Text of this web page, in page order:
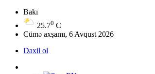
Bakı
25.70 C
Cümə axşamı, 6 Avqust 2026
Daxil ol